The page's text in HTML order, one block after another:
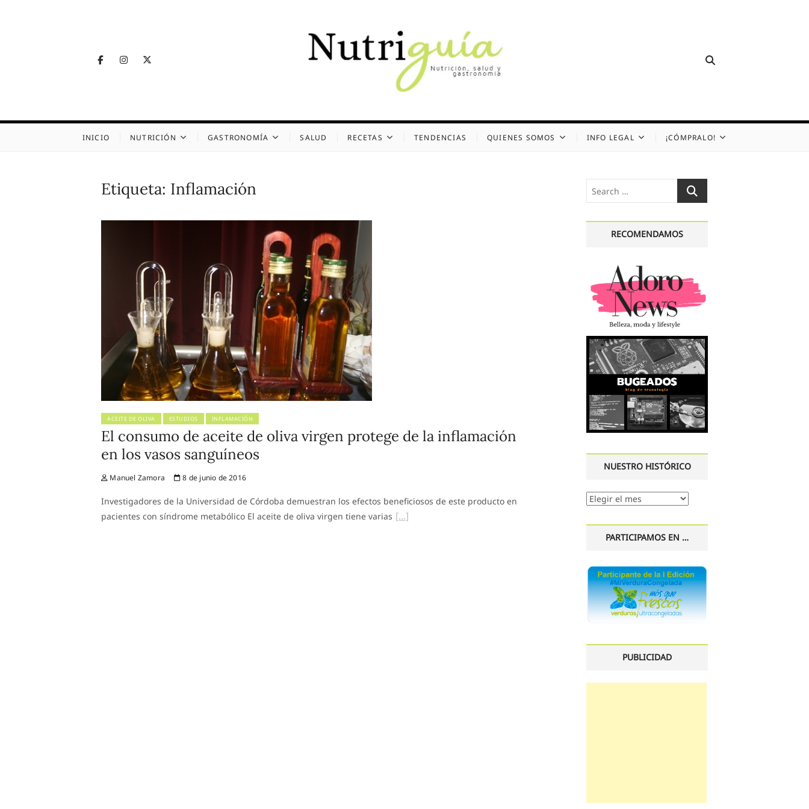
FacebookInstagram
INICIO NUTRICIÓN GASTRONOMÍA SALUD RECETAS TENDENCIAS QUIENES SOMOS INFO LEGAL ¡CÓMPRALO!
Etiqueta: Inflamación
ACEITE DE OLIVA ESTUDIOS INFLAMACIÓN
El consumo de aceite de oliva virgen protege de la inflamación
en los vasos sanguíneos
Manuel Zamora 8 de junio de 2016
Investigadores de la Universidad de Córdoba demuestran los efectos beneficiosos de este producto en
pacientes con síndrome metabólico El aceite de oliva virgen tiene varias
Search
…
RECOMENDAMOS
NUESTRO HISTÓRICO
Nuestro
PARTICIPAMOS EN …
PUBLICIDAD